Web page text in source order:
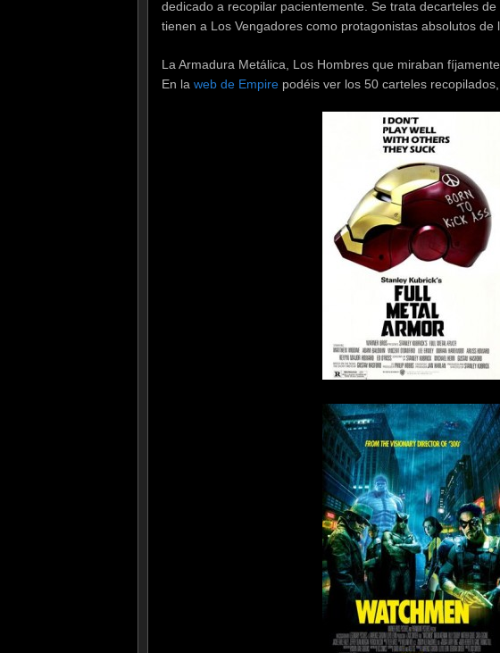
dedicado a recopilar pacientemente. Se trata decarteles
tienen a Los Vengadores como protagonistas absolutos de
La Armadura Metálica, Los Hombres que miraban
En la web de Empirepodéis ver los 50 carteles